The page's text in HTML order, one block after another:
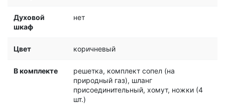
Духовой
шкаф
нет
Цвет коричневый
В комплекте
решетка, комплект сопел (на
природный газ), шланг
присоединительный, хомут, ножки (4
шт.)